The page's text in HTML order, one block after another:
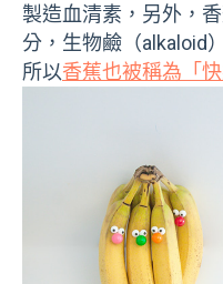
製造血清素，另外，
分，生物鹼（alkaloid
所以香蕉也被稱為「快